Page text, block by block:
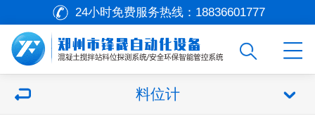
24小时免费服务热线： 18836601777
料位计